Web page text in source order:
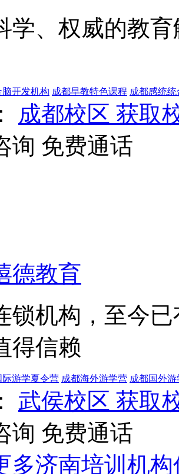
学、权威的教
脑开发机构 成都早教特色课程 成都感统
成都校区 获取
询 免费通话
德教育
锁机构，至今
得信赖
际游学夏令营 成都海外游学营 成都国外
武侯校区 获取
询 免费通话
多济南培训机构